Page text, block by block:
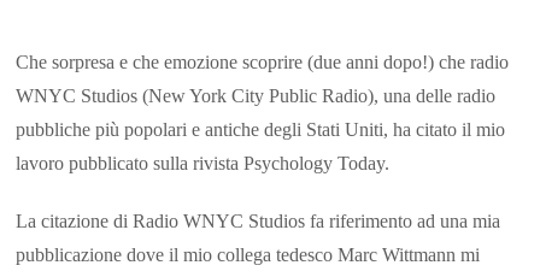
Che sorpresa e che emozione scoprire (due anni dopo!) che radio
WNYC Studios (New York City Public Radio), una delle radio
pubbliche più popolari e antiche degli Stati Uniti, ha citato il mio
lavoro pubblicato sulla rivista Psychology Today.
La citazione di Radio WNYC Studios fa riferimento ad una mia
pubblicazione dove il mio collega tedesco Marc Wittmann mi